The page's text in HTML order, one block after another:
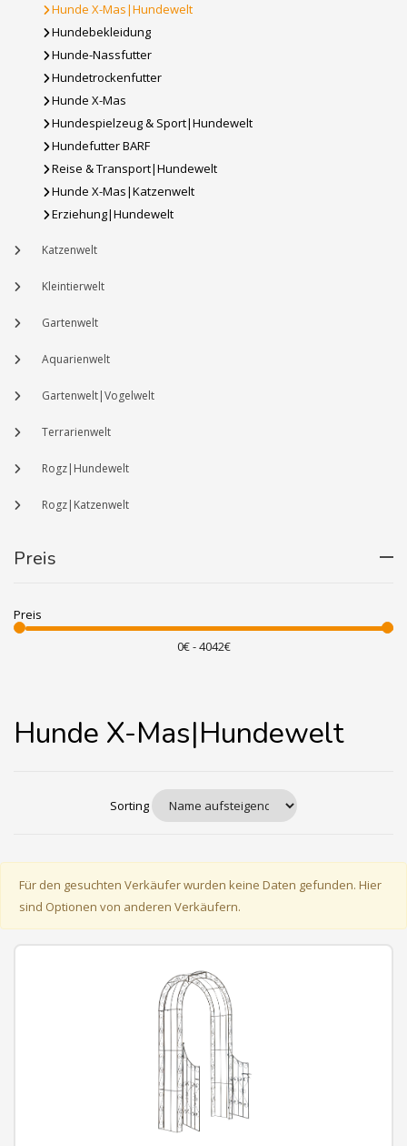
Hunde X-Mas|Hundewelt
Hundebekleidung
Hunde-Nassfutter
Hundetrockenfutter
Hunde X-Mas
Hundespielzeug & Sport|Hundewelt
Hundefutter BARF
Reise & Transport|Hundewelt
Hunde X-Mas|Katzenwelt
Erziehung|Hundewelt
Katzenwelt
Kleintierwelt
Gartenwelt
Aquarienwelt
Gartenwelt|Vogelwelt
Terrarienwelt
Rogz|Hundewelt
Rogz|Katzenwelt
Preis
Preis
Hunde X-Mas|Hundewelt
Sorting
Für den gesuchten Verkäufer wurden keine Daten gefunden. Hier
sind Optionen von anderen Verkäufern.